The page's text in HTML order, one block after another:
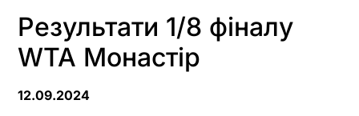
Результати 1/8 фіналу
WTA Монастір
12.09.2024